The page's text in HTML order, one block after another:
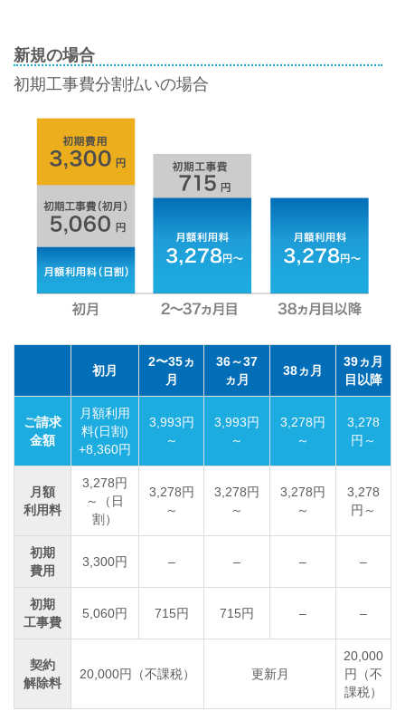
新規の場合
初期工事費分割払いの場合
初月
2〜35ヵ
月
36～37
ヵ月
38ヵ月
39ヵ月
目以降
ご請求
金額
月額利用
料(日割)
+8,360円
3,993円
～
3,993円
～
3,278円
～
3,278
円～
月額
利用料
3,278円
～（日
割）
3,278円
～
3,278円
～
3,278円
～
3,278
円～
初期
費用
3,300円 – – – –
初期
工事費
5,060円 715円 715円 – –
契約
解除料
20,000円（不課税） 更新月
20,000
円（不
課税）